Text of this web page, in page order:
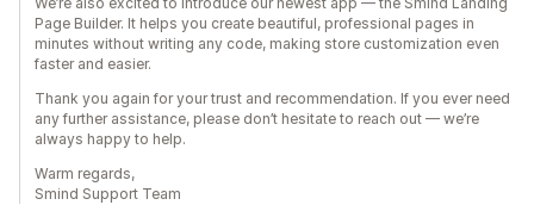
Page Builder. It helps you create beautiful, professional pages in
minutes without writing any code, making store customization even
faster and easier.
Thank you again for your trust and recommendation. If you ever need
any further assistance, please don’t hesitate to reach out — we’re
always happy to help.
Warm regards,
Smind Support Team